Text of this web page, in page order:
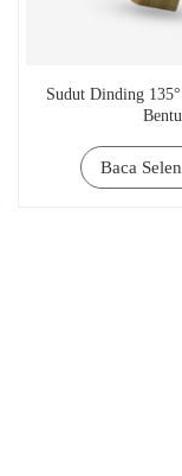
Sudut Dinding
Baca